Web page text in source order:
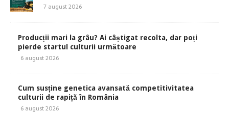
7 august 2026
Producții mari la grâu? Ai câștigat recolta, dar poți
pierde startul culturii următoare
6 august 2026
Cum susține genetica avansată competitivitatea
culturii de rapiță în România
6 august 2026